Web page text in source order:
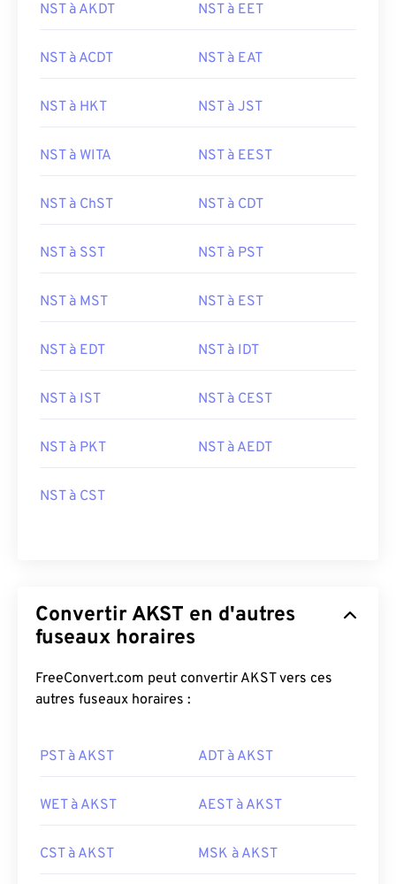
NST à AKDT NST à EET
NST à ACDT NST à EAT
NST à HKT NST à JST
NST à WITA NST à EEST
NST à ChST NST à CDT
NST à SST NST à PST
NST à MST NST à EST
NST à EDT NST à IDT
NST à IST NST à CEST
NST à PKT NST à AEDT
NST à CST
Convertir AKST en d'autres
fuseaux horaires
FreeConvert.com peut convertir AKST vers ces
autres fuseaux horaires :
PST à AKST ADT à AKST
WET à AKST AEST à AKST
CST à AKST MSK à AKST